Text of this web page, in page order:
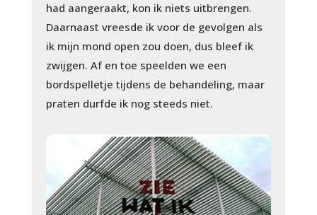
had aangeraakt, kon ik niets uitbrengen.
Daarnaast vreesde ik voor de gevolgen als
ik mijn mond open zou doen, dus bleef ik
zwijgen. Af en toe speelden we een
bordspelletje tijdens de behandeling, maar
praten durfde ik nog steeds niet.